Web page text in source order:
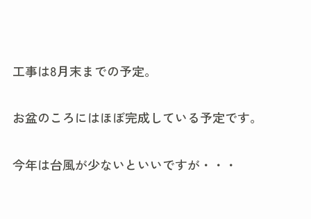
工事は8月末までの予定。
お盆のころにはほぼ完成している予定です。
今年は台風が少ないといいですが・・・